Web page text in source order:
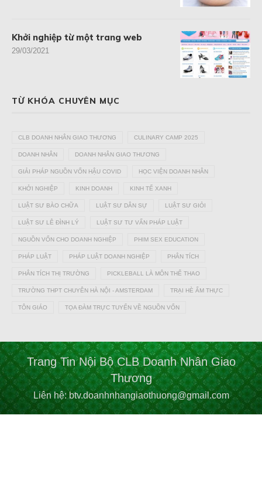
Khởi nghiệp từ một trang web
29/03/2021
TỪ KHÓA CHUYÊN MỤC
CLB DOANH NHÂN GIAO THƯƠNG CULINARY CAMP 2025
DOANH NHÂN DOANH NHÂN GIAO THƯƠNG
GIẢI PHÁP NGUỒN VỐN HẬU COVID HỌC VIỆN DOANH NHÂN
KHỞI NGHIỆP KINH DOANH KINH TẾ XANH
LUẬT SƯ BÀO CHỮA LUẬT SƯ DÂN SỰ LUẬT SƯ GIỎI
LUẬT SƯ LÊ ĐÌNH LÝ LUẬT SƯ TƯ VẤN PHÁP LUẬT
NGUỒN VỐN CHO DOANH NGHIỆP PHIM SEX EDUCATION
PHÁP LUẬT PHÁP LUẬT DOANH NGHIỆP PHÂN TÍCH
PHÂN TÍCH THỊ TRƯỜNG PICKLEBALL LÀ MÔN THỂ THAO
TRƯỜNG THPT CHUYÊN HÀ NỘI - AMSTERDAM TRẠI HÈ ẨM THỰC
TÔN GIÁO TỌA ĐÀM TRỰC TUYẾN VỀ NGUỒN VỐN
Trang Tin Nội Bộ CLB Doanh Nhân Giao
Thương
Liên hệ: btv.doanhnhangiaothuong@gmail.com